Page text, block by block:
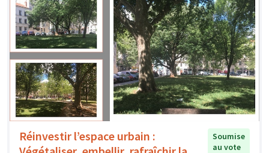
Réinvestir l’espace urbain :
Soumise
au vote